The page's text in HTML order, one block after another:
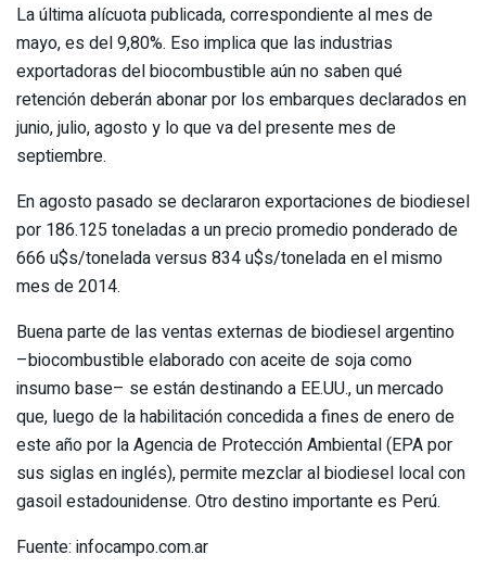
La última alícuota publicada, correspondiente al mes de
mayo, es del 9,80%. Eso implica que las industrias
exportadoras del biocombustible aún no saben qué
retención deberán abonar por los embarques declarados en
junio, julio, agosto y lo que va del presente mes de
septiembre.
En agosto pasado se declararon exportaciones de biodiesel
por 186.125 toneladas a un precio promedio ponderado de
666 u$s/tonelada versus 834 u$s/tonelada en el mismo
mes de 2014.
Buena parte de las ventas externas de biodiesel argentino
–biocombustible elaborado con aceite de soja como
insumo base– se están destinando a EE.UU., un mercado
que, luego de la habilitación concedida a fines de enero de
este año por la Agencia de Protección Ambiental (EPA por
sus siglas en inglés), permite mezclar al biodiesel local con
gasoil estadounidense. Otro destino importante es Perú.
Fuente: infocampo.com.ar